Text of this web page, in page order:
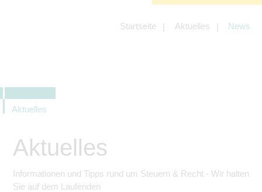
Startseite Aktuelles News
Aktuelles
Aktuelles
Informationen und Tipps rund um Steuern & Recht - Wir halten
Sie auf dem Laufenden
Angebotes einschließlich der
Angeboten von z.B. Facebook und